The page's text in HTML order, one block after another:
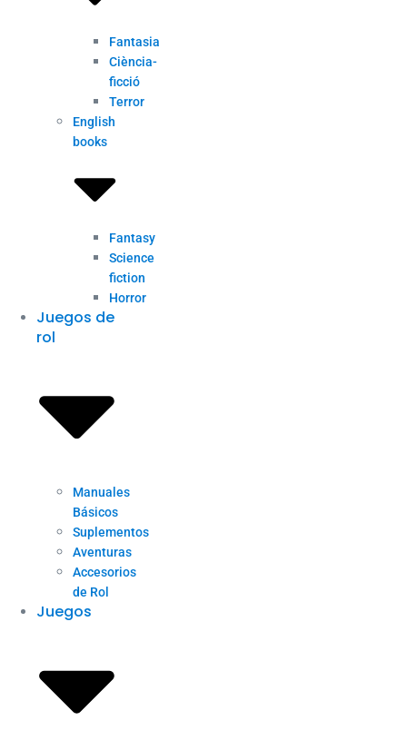
Fantasia
Ciència-
ficció
Terror
English
books
Fantasy
Science
fiction
Horror
Juegos de
rol
Manuales
Básicos
Suplementos
Aventuras
Accesorios
de Rol
Juegos